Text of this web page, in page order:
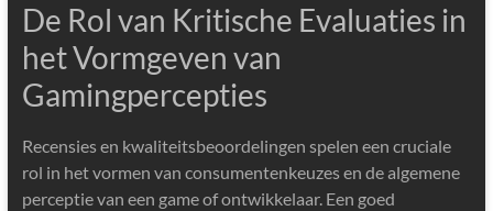
De Rol van Kritische Evaluaties in
het Vormgeven van
Gamingpercepties
Recensies en kwaliteitsbeoordelingen spelen een cruciale
rol in het vormen van consumentenkeuzes en de algemene
perceptie van een game of ontwikkelaar. Een goed